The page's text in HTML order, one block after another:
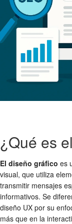
¿Qué es
El diseño gráfico es
visual, que utiliza
transmitir mensajes
informativos. Se
diseño UX por su
más que en la